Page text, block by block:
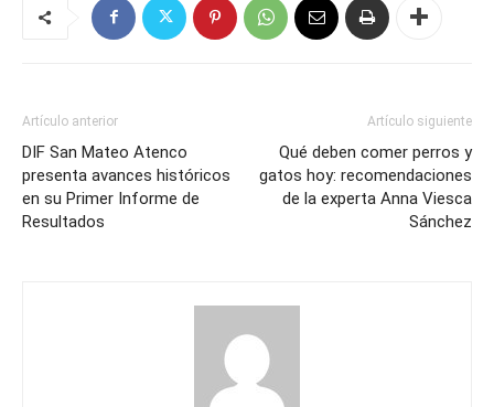
Artículo anterior
DIF San Mateo Atenco
presenta avances históricos
en su Primer Informe de
Resultados
Artículo siguiente
Qué deben comer perros y
gatos hoy: recomendaciones
de la experta Anna Viesca
Sánchez